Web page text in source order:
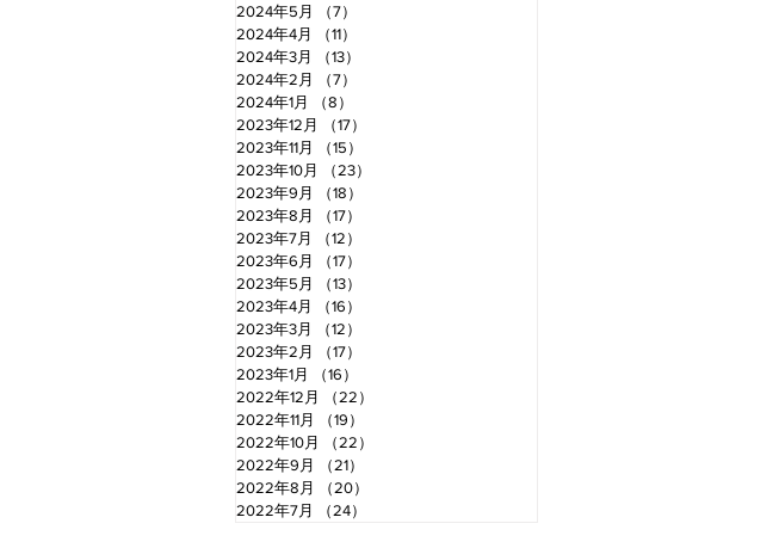
2024年5月
（7）
2024年4月
（11）
2024年3月
（13）
2024年2月
（7）
2024年1月
（8）
2023年12月
（17）
2023年11月
（15）
2023年10月
（23）
2023年9月
（18）
2023年8月
（17）
2023年7月
（12）
2023年6月
（17）
2023年5月
（13）
2023年4月
（16）
2023年3月
（12）
2023年2月
（17）
2023年1月
（16）
2022年12月
（22）
2022年11月
（19）
2022年10月
（22）
2022年9月
（21）
2022年8月
（20）
2022年7月
（24）